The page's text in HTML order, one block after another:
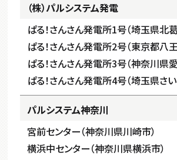
（株）パルシステム発電
ぱる！さんさん発電所1号（埼玉県北
ぱる！さんさん発電所2号（東京都八
ぱる！さんさん発電所3号（神奈川県
ぱる！さんさん発電所4号（埼玉県さい
パルシステム神奈川
宮前センター（神奈川県川崎市）
横浜中センター（神奈川県横浜市）